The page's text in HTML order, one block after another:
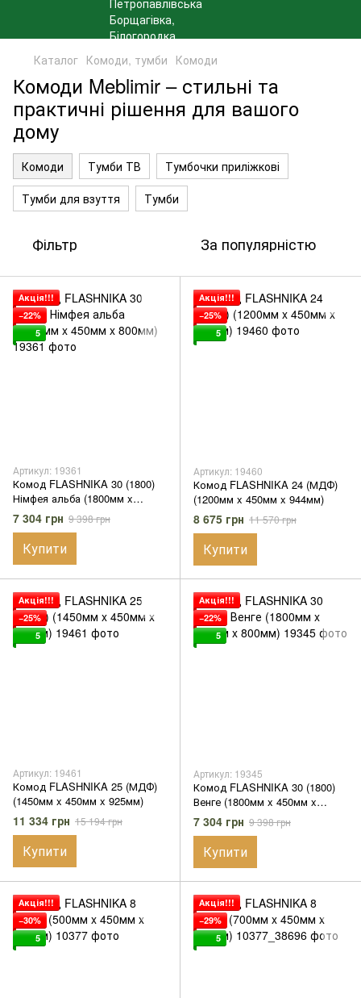
Каталог Комоди, тумби Комоди
Комоди Meblimir – стильні та
практичні рішення для вашого
дому
Комоди Тумби ТВ
Тумбочки приліжкові
Тумби для взуття
Тумби
Фільтр За популярністю
Акція!!!
−22%
5
Артикул: 19361
Комод FLASHNIKA 30 (1800)
Німфея альба (1800мм x
450мм x 800мм)
7 304 грн 9 398 грн
Купити
Акція!!!
−25%
5
Артикул: 19460
Комод FLASHNIKA 24 (МДФ)
(1200мм x 450мм x 944мм)
8 675 грн 11 570 грн
Купити
Акція!!!
−25%
5
Артикул: 19461
Комод FLASHNIKA 25 (МДФ)
(1450мм x 450мм x 925мм)
11 334 грн 15 194 грн
Купити
Акція!!!
−22%
5
Артикул: 19345
Комод FLASHNIKA 30 (1800)
Венге (1800мм x 450мм x
800мм)
7 304 грн 9 398 грн
Купити
Акція!!!
−30%
5
Акція!!!
−29%
5